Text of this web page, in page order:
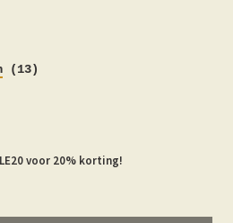
1313
voor 20% korting!